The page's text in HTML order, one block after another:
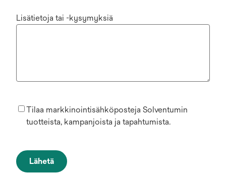
Lisätietoja tai -kysymyksiä
Tilaa markkinointisähköposteja Solventumin
tuotteista, kampanjoista ja tapahtumista.
Lähetä